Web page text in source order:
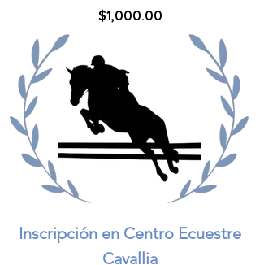
Precio
$1,000.00
Inscripción en Centro Ecuestre
Cavallia